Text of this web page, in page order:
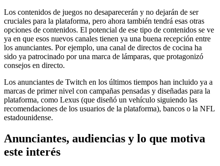
Los contenidos de juegos no desaparecerán y no dejarán de ser
cruciales para la plataforma, pero ahora también tendrá esas otras
opciones de contenidos. El potencial de ese tipo de contenidos se ve
ya en que esos nuevos canales tienen ya una buena recepción entre
los anunciantes. Por ejemplo, una canal de directos de cocina ha
sido ya patrocinado por una marca de lámparas, que protagonizó
consejos en directo.
Los anunciantes de Twitch en los últimos tiempos han incluido ya a
marcas de primer nivel con campañas pensadas y diseñadas para la
plataforma, como Lexus (que diseñó un vehículo siguiendo las
recomendaciones de los usuarios de la plataforma), bancos o la NFL
estadounidense.
Anunciantes, audiencias y lo que motiva
este interés